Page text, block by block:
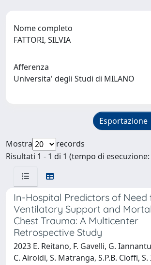
Nome completo
FATTORI, SILVIA
Afferenza
Universita' degli Studi di MILANO
Esportazione
Mostra
records
Risultati 1 - 1 di 1 (tempo di
In-Hospital Predictors of Need
Ventilatory Support and
Chest Trauma: A Multicenter
Retrospective Study
2023 E. Reitano, F. Gavelli, G.
C. Airoldi, S. Matranga, S.P.B. Cioffi, S.